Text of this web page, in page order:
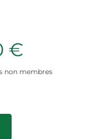
€
non membres